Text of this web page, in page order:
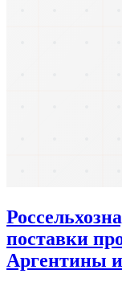
поставки
Аргентины